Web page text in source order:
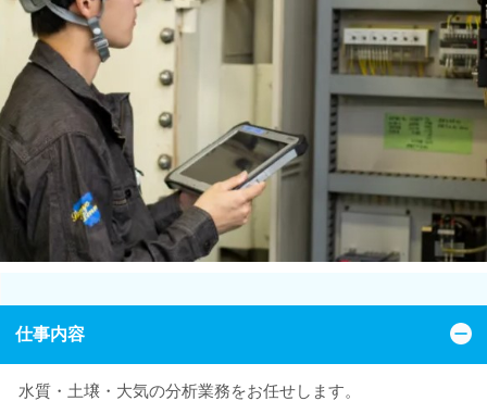
仕事内容
水質・土壌・大気の分析業務をお任せします。